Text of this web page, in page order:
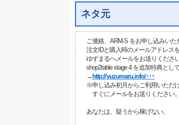
ネタ元
ご連絡、ARM-S をお申し込みいた
注文IDと購入時のメールアドレス
ゆずまるへメールをお送りくださ
shop2table stage 4 を追加特典とし
→ http://yuzumaru.info/･･･
※申し込み初月からご利用いただけ
すぐにメールをお送りください。
あなたは、疑うから稼げない。